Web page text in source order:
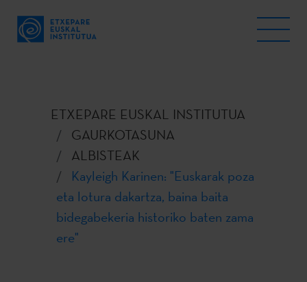
ETXEPARE EUSKAL INSTITUTUA
GAURKOTASUNA
ALBISTEAK
Kayleigh Karinen: "Euskarak poza
eta lotura dakartza, baina baita
bidegabekeria historiko baten zama
ere"